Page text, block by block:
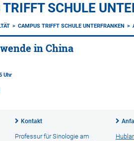
SCHULE
CAMPUS TRIFFT SCHULE UNTERFRANKEN
in China
Uhr
Kontakt
Professur für Sinologie am